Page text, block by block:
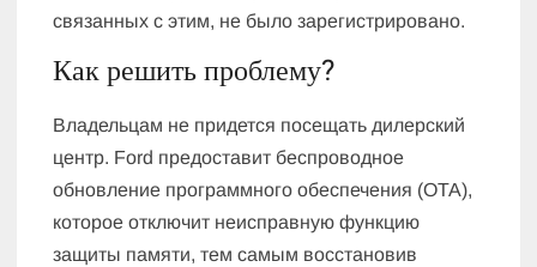
связанных с этим, не было зарегистрировано.
Как решить проблему?
Владельцам не придется посещать дилерский
центр. Ford предоставит беспроводное
обновление программного обеспечения (OTA),
которое отключит неисправную функцию
защиты памяти, тем самым восстановив